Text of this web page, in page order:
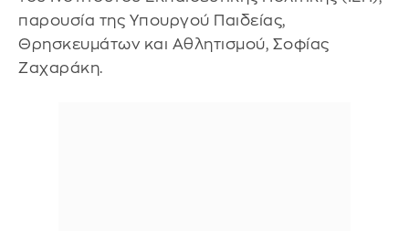
παρουσία της Υπουργού Παιδείας,
Θρησκευμάτων και Αθλητισμού, Σοφίας
Ζαχαράκη.